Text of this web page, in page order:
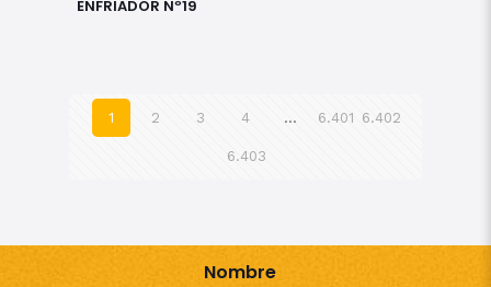
ENFRIADOR Nº19
1 2 3 4 … 6.401 6.402
6.403
Nombre